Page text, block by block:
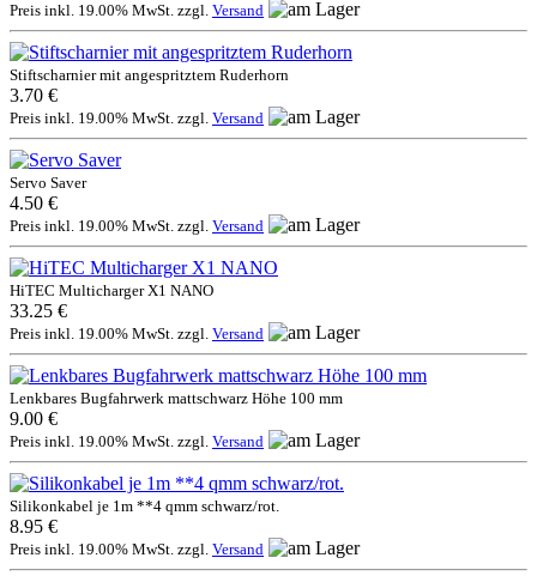
Preis inkl. 19.00% MwSt. zzgl. Versand
Stiftscharnier mit angespritztem Ruderhorn
3.70 €
Preis inkl. 19.00% MwSt. zzgl. Versand
Servo Saver
4.50 €
Preis inkl. 19.00% MwSt. zzgl. Versand
HiTEC Multicharger X1 NANO
33.25 €
Preis inkl. 19.00% MwSt. zzgl. Versand
Lenkbares Bugfahrwerk mattschwarz Höhe 100 mm
9.00 €
Preis inkl. 19.00% MwSt. zzgl. Versand
Silikonkabel je 1m **4 qmm schwarz/rot.
8.95 €
Preis inkl. 19.00% MwSt. zzgl. Versand